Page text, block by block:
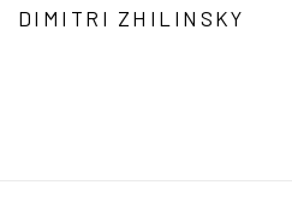
DIMITRI ZHILINSKY